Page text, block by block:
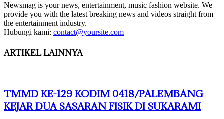
Newsmag is your news, entertainment, music fashion website. We
provide you with the latest breaking news and videos straight from
the entertainment industry.
Hubungi kami: contact@yoursite.com
ARTIKEL LAINNYA
TMMD KE-129 KODIM 0418/PALEMBANG
KEJAR DUA SASARAN FISIK DI SUKARAMI